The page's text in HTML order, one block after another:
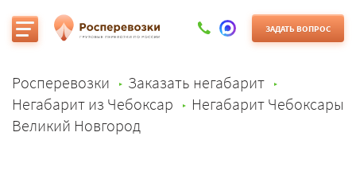
ЗАДАТЬ ВОПРОС
Росперевозки
Заказать негабарит
Негабарит из Чебоксар
Негабарит Чебоксары
Великий Новгород